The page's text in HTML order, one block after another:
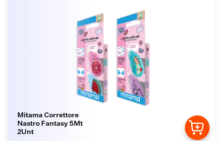
Mitama Correttore
Nastro Fantasy 5Mt
2Unt